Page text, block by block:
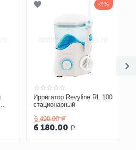
5%
Ирригатор Revyline RL 100
стационарный
6 490.00 Р
6 180.00 Р